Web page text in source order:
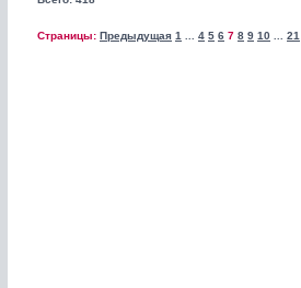
Страницы: Предыдущая 1 ... 4 5 6 7 8 9 10 ... 21